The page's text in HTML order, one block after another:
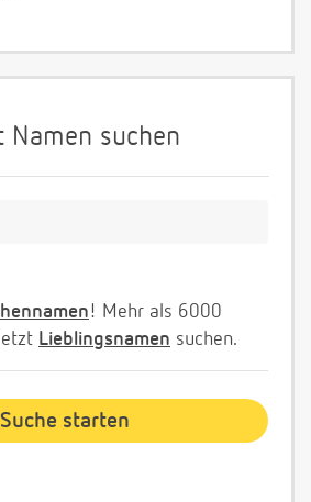
Namen suchen
! Mehr als 6000
Lieblingsnamen suchen.